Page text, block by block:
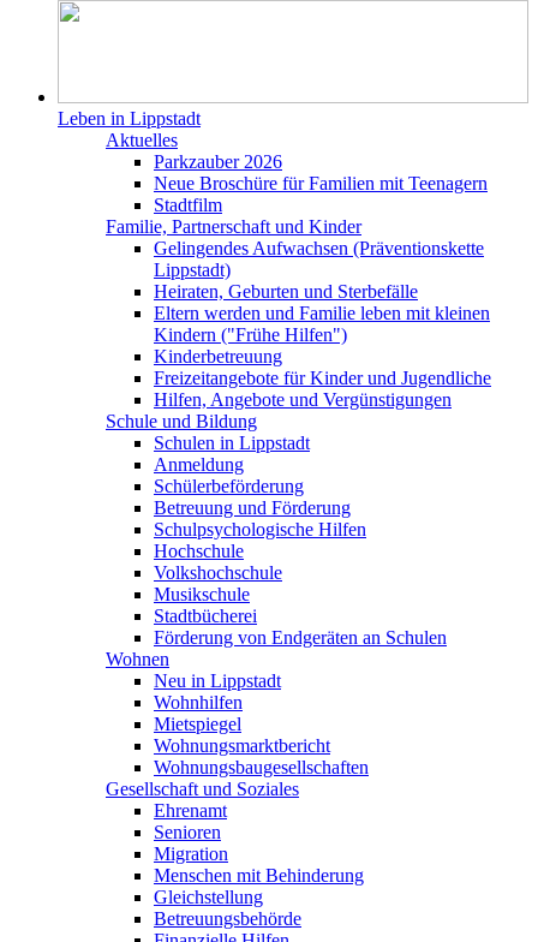
Leben in Lippstadt
Aktuelles
Parkzauber 2026
Neue Broschüre für Familien mit Teenagern
Stadtfilm
Familie, Partnerschaft und Kinder
Gelingendes Aufwachsen (Präventionskette
Lippstadt)
Heiraten, Geburten und Sterbefälle
Eltern werden und Familie leben mit kleinen
Kindern ("Frühe Hilfen")
Kinderbetreuung
Freizeitangebote für Kinder und Jugendliche
Hilfen, Angebote und Vergünstigungen
Schule und Bildung
Schulen in Lippstadt
Anmeldung
Schülerbeförderung
Betreuung und Förderung
Schulpsychologische Hilfen
Hochschule
Volkshochschule
Musikschule
Stadtbücherei
Förderung von Endgeräten an Schulen
Wohnen
Neu in Lippstadt
Wohnhilfen
Mietspiegel
Wohnungsmarktbericht
Wohnungsbaugesellschaften
Gesellschaft und Soziales
Ehrenamt
Senioren
Migration
Menschen mit Behinderung
Gleichstellung
Betreuungsbehörde